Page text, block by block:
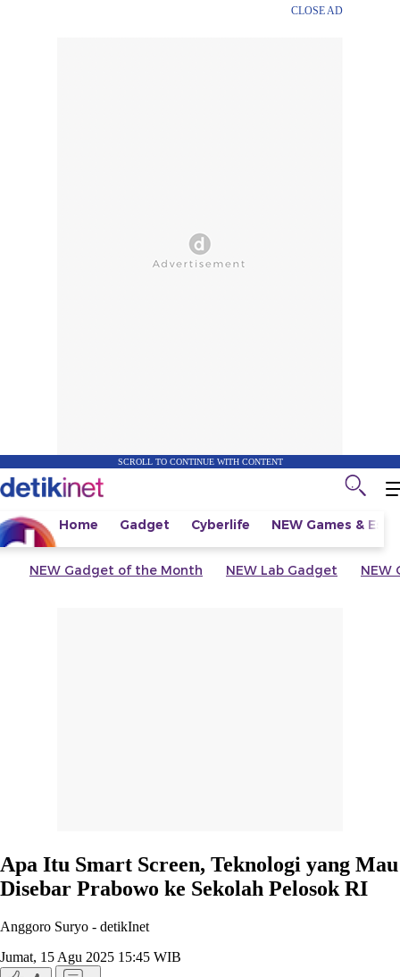
CLOSE AD
SCROLL TO CONTINUE WITH CONTENT
Home Gadget Cyberlife NEW Games &
NEW Gadget of the Month NEW Lab Gadget NEW
Apa Itu Smart Screen, Teknologi yang Mau
Disebar Prabowo ke Sekolah Pelosok RI
Anggoro Suryo - detikInet
Jumat, 15 Agu 2025 15:45 WIB